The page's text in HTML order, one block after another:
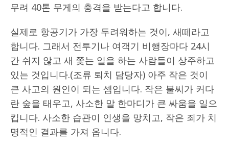
무려 40톤 무게의 충격을 받는다고 합니다.
실제로 항공기가 가장 두려워하는 것이, 새떼라고
합니다. 그래서 전투기나 여객기 비행장마다 24시
간 쉬지 않고 새 쫓는 일을 하는 사람들이 상주하고
있는 것입니다.(조류 퇴치 담당자) 아주 작은 것이
큰 사고의 원인이 되는 셈입니다. 작은 불씨가 커다
란 숲을 태우고, 사소한 말 한마디가 큰 싸움을 일으
킵니다. 사소한 습관이 인생을 망치고, 작은 죄가 치
명적인 결과를 가져 옵니다.